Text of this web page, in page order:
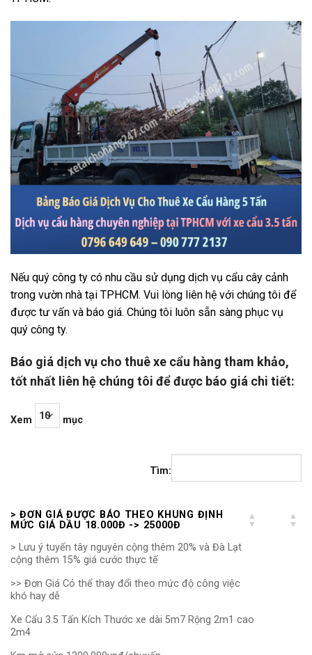
Nếu quý công ty có nhu cầu sử dụng dịch vụ cẩu cây cảnh
trong vườn nhà tại TPHCM. Vui lòng liên hệ với chúng tôi để
được tư vấn và báo giá. Chúng tôi luôn sẵn sàng phục vụ
quý công ty.
Báo giá dịch vụ cho thuê xe cẩu hàng tham khảo,
tốt nhất liên hệ chúng tôi để được báo giá chi tiết:
Xem mục
Tìm:
> ĐƠN GIÁ ĐƯỢC BÁO THEO KHUNG ĐỊNH
MỨC GIÁ DẦU 18.000Đ -> 25000Đ
> Lưu ý tuyến tây nguyên cộng thêm 20% và Đà Lạt
cộng thêm 15% giá cước thực tế
>> Đơn Giá Có thể thay đổi theo mức độ công việc
khó hay dễ
Xe Cẩu 3.5 Tấn Kích Thước xe dài 5m7 Rộng 2m1 cao
2m4